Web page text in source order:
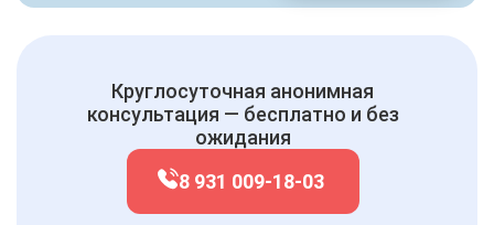
Круглосуточная анонимная
консультация — бесплатно и без
ожидания
8 931 009-18-03